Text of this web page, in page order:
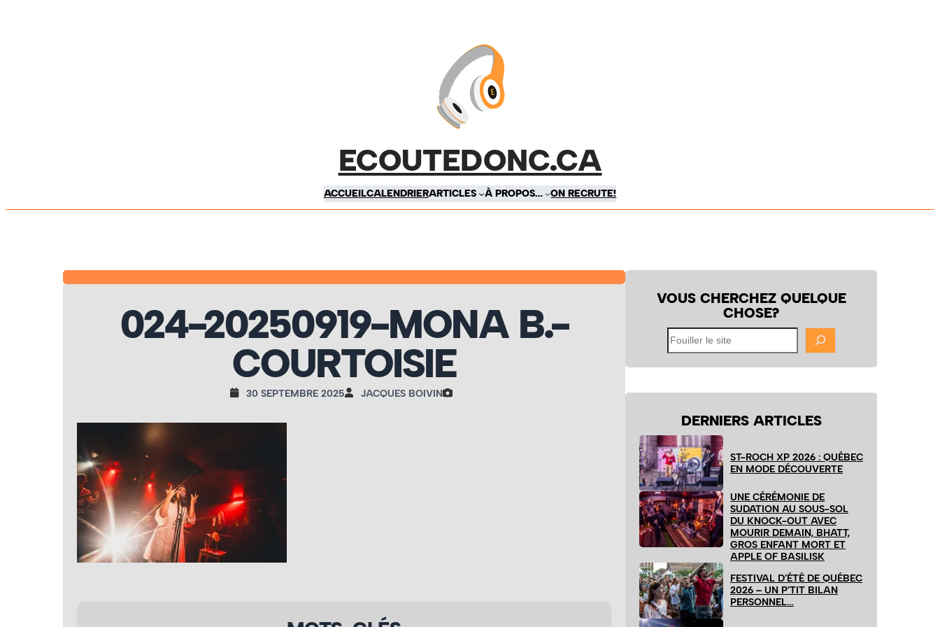
ECOUTEDONC.CA
ACCUEILCALENDRIERARTICLES À PROPOS… ON RECRUTE!
024-20250919-MONA B.-
COURTOISIE
30 SEPTEMBRE 2025 JACQUES BOIVIN
VOUS CHERCHEZ QUELQUE
CHOSE?
Fouiller
le
site
DERNIERS ARTICLES
ST-ROCH XP 2026 : QUÉBEC
EN MODE DÉCOUVERTE
UNE CÉRÉMONIE DE
SUDATION AU SOUS-SOL
DU KNOCK-OUT AVEC
MOURIR DEMAIN, BHATT,
GROS ENFANT MORT ET
APPLE OF BASILISK
FESTIVAL D’ÉTÉ DE QUÉBEC
2026 – UN P’TIT BILAN
PERSONNEL…